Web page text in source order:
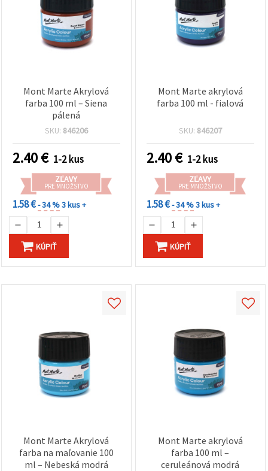
Mont Marte Akrylová
farba 100 ml – Siena
pálená
SKU: 846206
2.40€ 1-2 kus
ZĽAVY
PRE MNOŽSTVO
1.58 €- 34 %3 kus +
KÚPIŤ
Mont Marte akrylová
farba 100 ml - fialová
SKU: 846207
2.40€ 1-2 kus
ZĽAVY
PRE MNOŽSTVO
1.58 €- 34 %3 kus +
KÚPIŤ
Mont Marte Akrylová
farba na maľovanie 100
ml – Nebeská modrá
Mont Marte akrylová
farba 100 ml –
ceruleánová modrá